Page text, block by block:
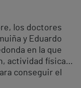
los doctores
y Eduardo
en la que
actividad física…
conseguir el